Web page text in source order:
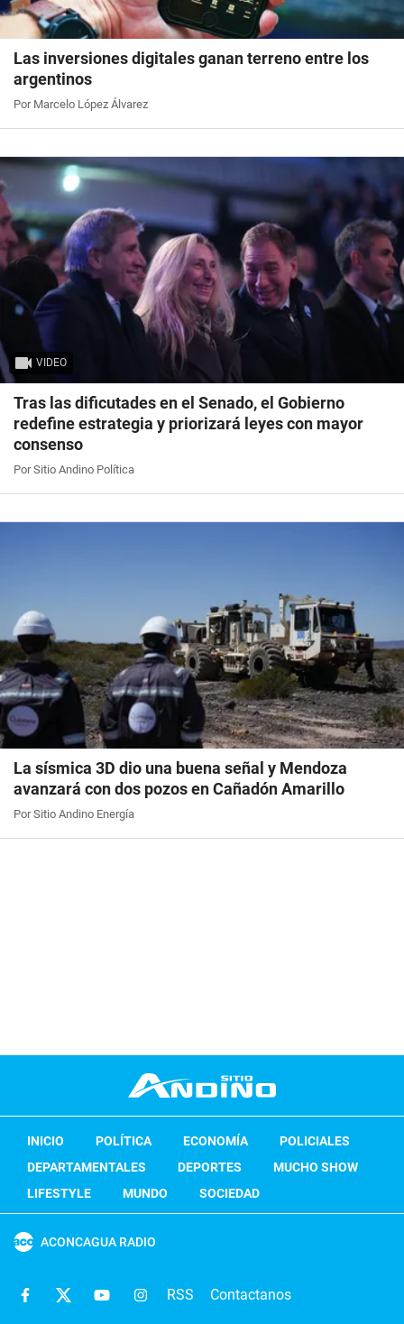
Las inversiones digitales ganan terreno entre los
argentinos
Por Marcelo López Álvarez
VIDEO
Tras las dificutades en el Senado, el Gobierno
redefine estrategia y priorizará leyes con mayor
consenso
Por Sitio Andino Política
La sísmica 3D dio una buena señal y Mendoza
avanzará con dos pozos en Cañadón Amarillo
Por Sitio Andino Energía
INICIO POLÍTICA ECONOMÍA
POLICIALES
DEPARTAMENTALES
DEPORTES
MUCHO SHOW
LIFESTYLE
MUNDO SOCIEDAD
ACONCAGUA RADIO
RSS Contactanos